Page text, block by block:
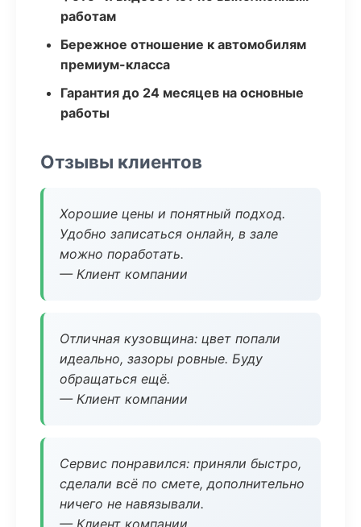
работам
Бережное отношение к автомобилям
премиум-класса
Гарантия до 24 месяцев на основные
работы
Отзывы клиентов
Хорошие цены и понятный подход.
Удобно записаться онлайн, в зале
можно поработать.
— Клиент компании
Отличная кузовщина: цвет попали
идеально, зазоры ровные. Буду
обращаться ещё.
— Клиент компании
Сервис понравился: приняли быстро,
сделали всё по смете, дополнительно
ничего не навязывали.
— Клиент компании